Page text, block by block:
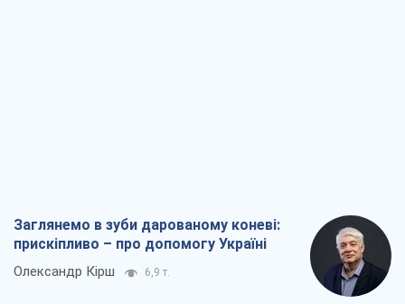
Заглянемо в зуби дарованому коневі:
прискіпливо – про допомогу Україні
Олександр Кірш 6,9 т.